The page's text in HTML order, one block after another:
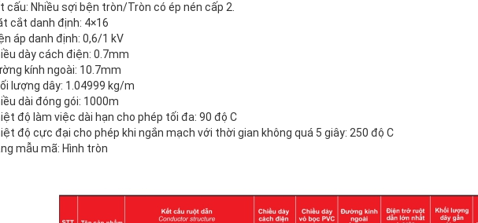
cấu: Nhiều sợi bện tròn/Tròn có ép nén cấp 2.
cắt danh định: 4×16
áp danh định: 0,6/1 kV
dày cách điện: 0.7mm
kính ngoài: 10.7mm
lượng dây: 1.04999 kg/m
dài đóng gói: 1000m
độ làm việc dài hạn cho phép tối đa: 90 độ C
độ cực đại cho phép khi ngắn mạch với thời gian không quá 5 giây: 250 độ C
mẫu mã: Hình tròn